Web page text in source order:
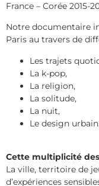
France – Corée 2015-
Notre documentaire
Paris au travers de
Les trajets
La k-pop,
La religion,
La solitude,
La nuit,
Le design
Cette multiplicité
La ville, territoire de
d’expériences